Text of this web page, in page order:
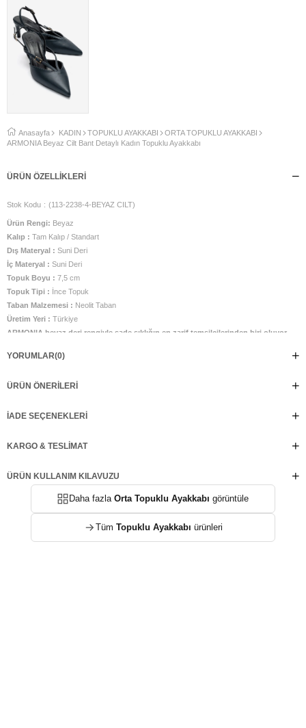
Anasayfa KADIN TOPUKLU AYAKKABI
ORTA TOPUKLU AYAKKABI
ARMONIA Beyaz Cilt Bant Detaylı Kadın Topuklu Ayakkabı
ÜRÜN ÖZELLIKLERI
Stok Kodu (113-2238-4-BEYAZ CILT)
Ürün Rengi: Beyaz
Kalıp : Tam Kalıp / Standart
Dış Materyal : Suni Deri
İç Materyal : Suni Deri
Topuk Boyu : 7,5 cm
Topuk Tipi : İnce Topuk
Taban Malzemesi : Neolit Taban
Üretim Yeri : Türkiye
ARMONIA beyaz deri rengiyle sade şıklığın en zarif temsilcilerinden biri oluyor.
görünüm kazandırırken, sivri burun formu ayağı daha ince ve zarif gösterir. İnce
bilek kayışı ayağı güvenle kavrayarak konforlu bir kullanım sunar. Zarif ince
tasarımı sayesinde jeanlerden keten takımlara, romantik elbiselerden davet
zamansız zarafetini modern çizgilerle buluşturur. Günlük şehir şıklığından özel
YORUMLAR(0)
ÜRÜN ÖNERILERI
İADE SEÇENEKLERI
KARGO & TESLIMAT
ÜRÜN KULLANIM KILAVUZU
Daha fazlaOrta Topuklu Ayakkabı görüntüle
Tüm Topuklu Ayakkabı ürünleri